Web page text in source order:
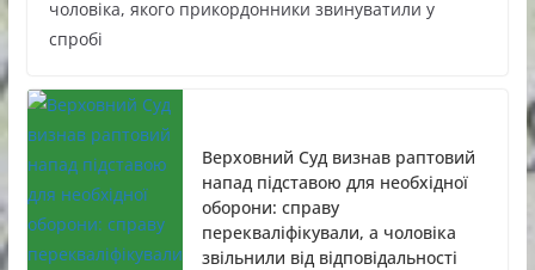
чоловіка, якого прикордонники звинуватили у
спробі
Верховний Суд визнав раптовий
напад підставою для необхідної
оборони: справу
перекваліфікували, а чоловіка
звільнили від відповідальності